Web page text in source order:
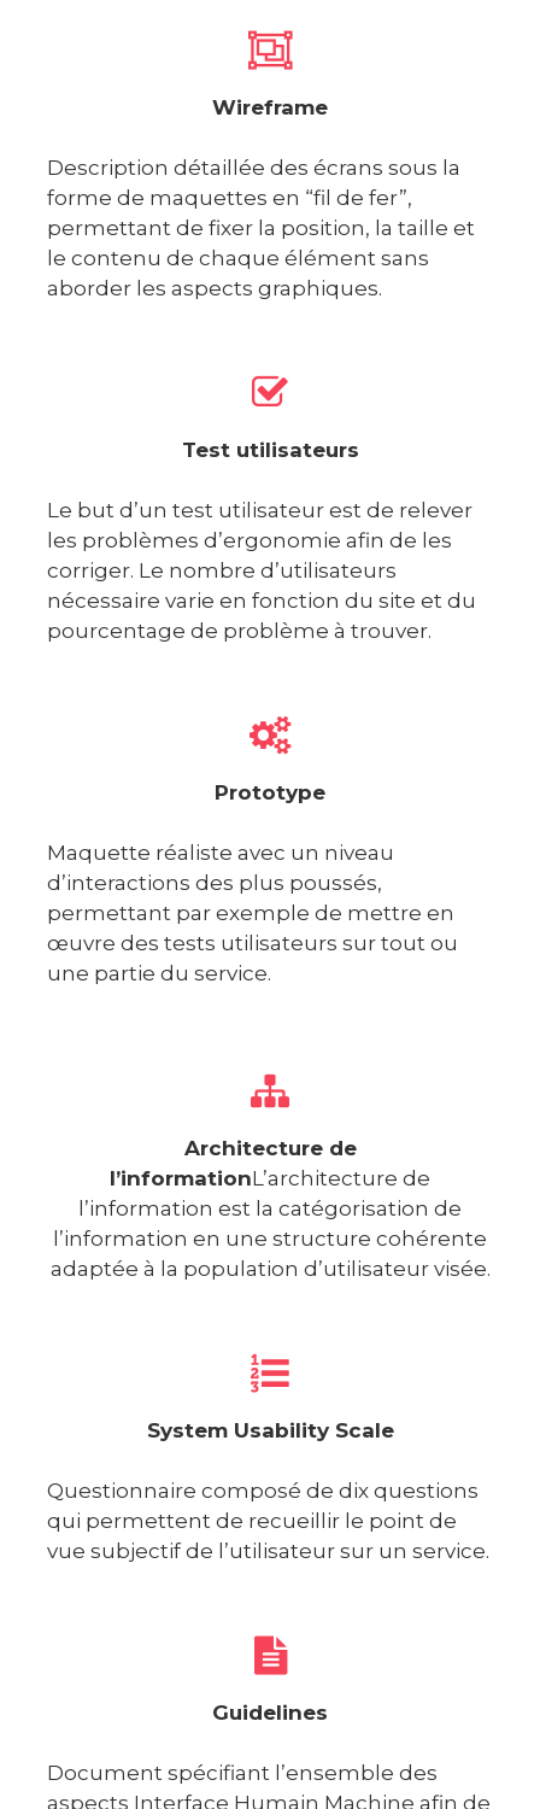
Wireframe
Description détaillée des écrans sous la
forme de maquettes en “fil de fer”,
permettant de fixer la position, la taille et
le contenu de chaque élément sans
aborder les aspects graphiques.
Test utilisateurs
Le but d’un test utilisateur est de relever
les problèmes d’ergonomie afin de les
corriger. Le nombre d’utilisateurs
nécessaire varie en fonction du site et du
pourcentage de problème à trouver.
Prototype
Maquette réaliste avec un niveau
d’interactions des plus poussés,
permettant par exemple de mettre en
œuvre des tests utilisateurs sur tout ou
une partie du service.
Architecture de
l’informationL’architecture de
l’information est la catégorisation de
l’information en une structure cohérente
adaptée à la population d’utilisateur visée.
System Usability Scale
Questionnaire composé de dix questions
qui permettent de recueillir le point de
vue subjectif de l’utilisateur sur un service.
Guidelines
Document spécifiant l’ensemble des
aspects Interface Humain Machine afin de